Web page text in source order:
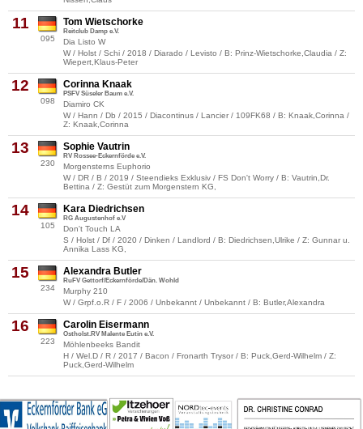
11
095
Tom Wietschorke
Reitclub Damp e.V.
Dia Listo W
W / Holst / Schi / 2018 / Diarado / Levisto / B: Prinz-Wietschorke,Claudia / Z:
Wiepert,Klaus-Peter
12
098
Corinna Knaak
PSFV Süseler Baum e.V.
Diamiro CK
W / Hann / Db / 2015 / Diacontinus / Lancier / 109FK68 / B: Knaak,Corinna /
Z: Knaak,Corinna
13
230
Sophie Vautrin
RV Rossee-Eckernförde e.V.
Morgensterns Euphorio
W / DR / B / 2019 / Steendieks Exklusiv / FS Don't Worry / B: Vautrin,Dr.
Bettina / Z: Gestüt zum Morgenstern KG,
14
105
Kara Diedrichsen
RG Augustenhof e.V
Don't Touch LA
S / Holst / Df / 2020 / Dinken / Landlord / B: Diedrichsen,Ulrike / Z: Gunnar u.
Annika Lass KG,
15
234
Alexandra Butler
RuFV Gettorf/Eckernförde/Dän. Wohld
Murphy 210
W / Grpf.o.R / F / 2006 / Unbekannt / Unbekannt / B: Butler,Alexandra
16
223
Carolin Eisermann
Ostholst.RV Malente Eutin e.V.
Möhlenbeeks Bandit
H / Wel.D / R / 2017 / Bacon / Fronarth Trysor / B: Puck,Gerd-Wilhelm / Z:
Puck,Gerd-Wilhelm